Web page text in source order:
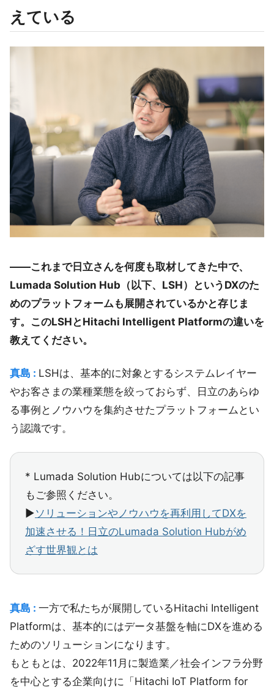
えている
――これまで日立さんを何度も取材してきた中で、
Lumada Solution Hub（以下、LSH）というDXのた
めのプラットフォームも展開されているかと存じま
す。このLSHとHitachi Intelligent Platformの違いを
教えてください。
真島 : LSHは、基本的に対象とするシステムレイヤー
やお客さまの業種業態を絞っておらず、日立のあらゆ
る事例とノウハウを集約させたプラットフォームとい
う認識です。
* Lumada Solution Hubについては以下の記事
もご参照ください。
▶︎ソリューションやノウハウを再利用してDXを
加速させる！日立のLumada Solution Hubがめ
ざす世界観とは
真島 : 一方で私たちが展開しているHitachi Intelligent
Platformは、基本的にはデータ基盤を軸にDXを進める
ためのソリューションになります。
もともとは、2022年11月に製造業／社会インフラ分野
を中心とする企業向けに「Hitachi IoT Platform for